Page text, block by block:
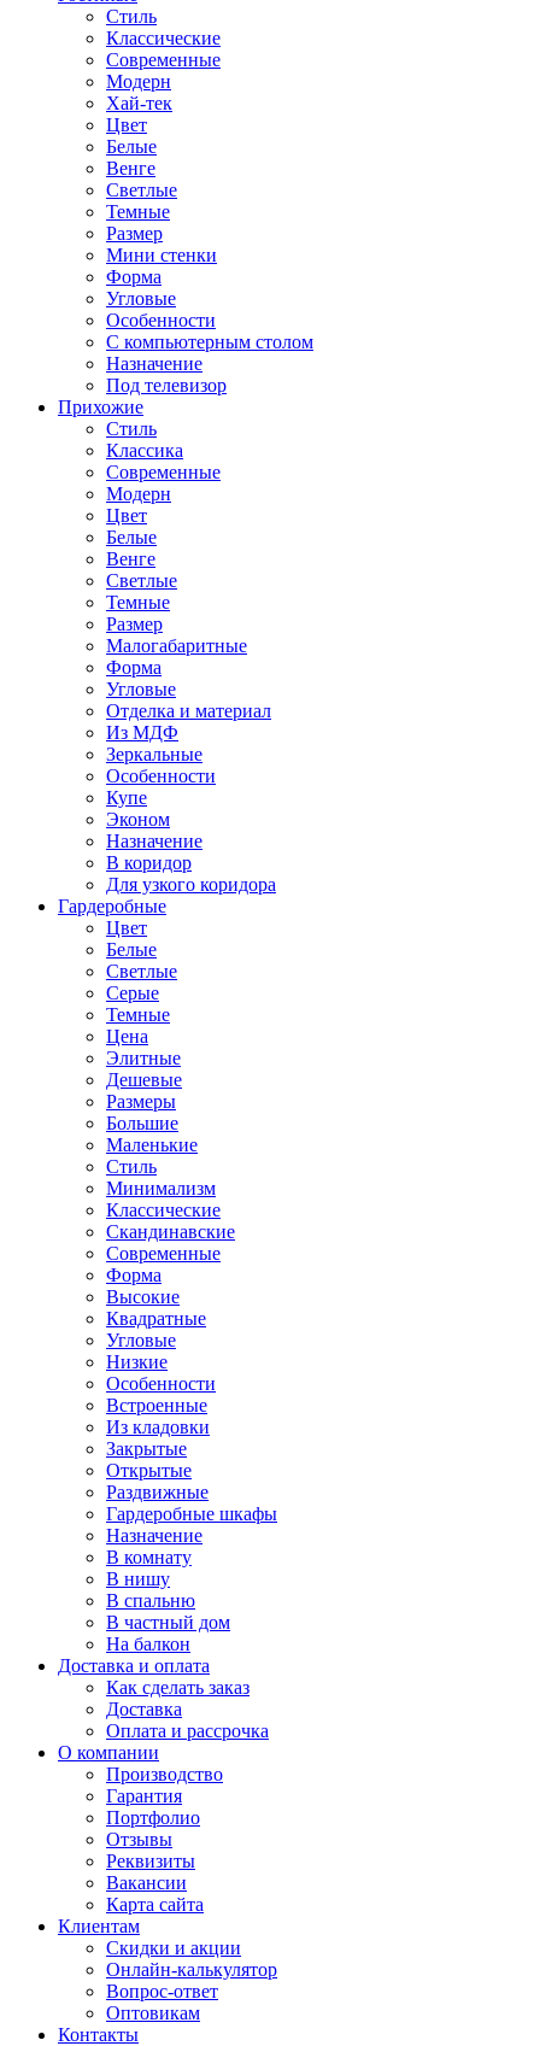
Стиль
Классические
Современные
Модерн
Хай-тек
Цвет
Белые
Венге
Светлые
Темные
Размер
Мини стенки
Форма
Угловые
Особенности
С компьютерным столом
Назначение
Под телевизор
Прихожие
Стиль
Классика
Современные
Модерн
Цвет
Белые
Венге
Светлые
Темные
Размер
Малогабаритные
Форма
Угловые
Отделка и материал
Из МДФ
Зеркальные
Особенности
Купе
Эконом
Назначение
В коридор
Для узкого коридора
Гардеробные
Цвет
Белые
Светлые
Серые
Темные
Цена
Элитные
Дешевые
Размеры
Большие
Маленькие
Стиль
Минимализм
Классические
Скандинавские
Современные
Форма
Высокие
Квадратные
Угловые
Низкие
Особенности
Встроенные
Из кладовки
Закрытые
Открытые
Раздвижные
Гардеробные шкафы
Назначение
В комнату
В нишу
В спальню
В частный дом
На балкон
Доставка и оплата
Как сделать заказ
Доставка
Оплата и рассрочка
О компании
Производство
Гарантия
Портфолио
Отзывы
Реквизиты
Вакансии
Карта сайта
Клиентам
Скидки и акции
Онлайн-калькулятор
Вопрос-ответ
Оптовикам
Контакты